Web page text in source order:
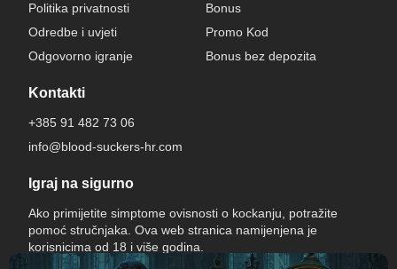
Politika privatnosti
Odredbe i uvjeti
Odgovorno igranje
Bonus
Promo Kod
Bonus bez depozita
Kontakti
+385 91 482 73 06
info@blood-suckers-hr.com
Igraj na sigurno
Ako primijetite simptome ovisnosti o kockanju, potražite
pomoć stručnjaka. Ova web stranica namijenjena je
korisnicima od 18 i više godina.